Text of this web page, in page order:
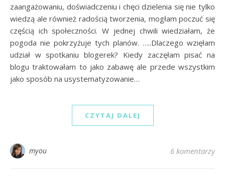
zaangażowaniu, doświadczeniu i chęci dzielenia się nie tylko
wiedzą ale również radością tworzenia, mogłam poczuć się
częścią ich społeczności. W jednej chwili wiedziałam, że
pogoda nie pokrzyżuje tych planów. …..Dlaczego wzięłam
udział w spotkaniu blogerek? Kiedy zaczęłam pisać na
blogu traktowałam to jako zabawę ale przede wszystkim
jako sposób na usystematyzowanie…
CZYTAJ DALEJ
myou 6 komentarzy